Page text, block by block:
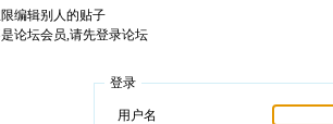
编辑别人的贴子
论坛会员,请先登录论坛
登录
用户名